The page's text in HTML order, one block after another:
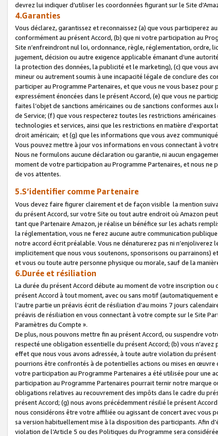
devrez lui indiquer d’utiliser les coordonnées figurant sur le Site
4.Garanties
Vous déclarez, garantissez et reconnaissez (a) que vous participerez
conformément au présent Accord, (b) que ni votre participation au
Site n’enfreindront nul loi, ordonnance, règle, réglementation, ordre,
jugement, décision ou autre exigence applicable émanant d’une
la protection des données, la publicité et le marketing), (c) que vous
mineur ou autrement soumis à une incapacité légale de conclure des
participer au Programme Partenaires, et que vous ne vous basez
expressément énoncées dans le présent Accord, (e) que vous ne
faites l’objet de sanctions américaines ou de sanctions conformes
de Service; (f) que vous respecterez toutes les restrictions
technologies et services, ainsi que les restrictions en matière
droit américain; et (g) que les informations que vous avez
Vous pouvez mettre à jour vos informations en vous connectant à
Nous ne formulons aucune déclaration ou garantie, ni aucun
moment de votre participation au Programme Partenaires, et nous
de vos attentes.
5.S’identifier comme Partenaire
Vous devez faire figurer clairement et de façon visible la mention
du présent Accord, sur votre Site ou tout autre endroit où Amazon
tant que Partenaire Amazon, je réalise un bénéfice sur les achats
la réglementation, vous ne ferez aucune autre communication
notre accord écrit préalable. Vous ne dénaturerez pas ni
implicitement que nous vous soutenons, sponsorisons ou parrainons)
et vous ou toute autre personne physique ou morale, sauf de la
6.Durée et résiliation
La durée du présent Accord débute au moment de votre inscription
présent Accord à tout moment, avec ou sans motif (automatiquement
l’autre partie un préavis écrit de résiliation d’au moins 7 jours
préavis de résiliation en vous connectant à votre compte sur le Site
Paramètres du Compte ».
De plus, nous pouvons mettre fin au présent Accord, ou suspendre
respecté une obligation essentielle du présent Accord; (b) vous
effet que nous vous avons adressée, à toute autre violation du
pourrions être confrontés à de potentielles actions ou mises en
votre participation au Programme Partenaires a été utilisée pour une
participation au Programme Partenaires pourrait ternir notre marque
obligations relatives au recouvrement des impôts dans le cadre du
présent Accord; (g) nous avons précédemment résilié le présent
nous considérons être votre affiliée ou agissant de concert avec vous
sa version habituellement mise à la disposition des participants. Afin
violation de l’Article 5 ou des Politiques du Programme sera